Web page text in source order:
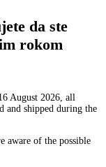
da ste
rokom
August 2026, all
and shipped during the
aware of the possible